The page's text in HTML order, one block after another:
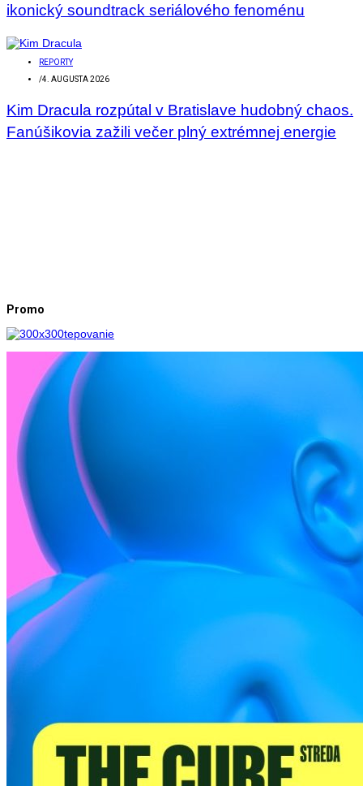
ikonický soundtrack seriálového fenoménu
REPORTY
/4. AUGUSTA 2026
Kim Dracula rozpútal v Bratislave hudobný chaos.
Fanúšikovia zažili večer plný extrémnej energie
Promo